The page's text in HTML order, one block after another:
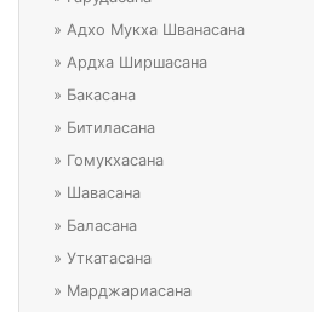
» Адхо Мукха Шванасана
» Ардха Ширшасана
» Бакасана
» Битиласана
» Гомукхасана
» Шавасана
» Баласана
» Уткатасана
» Марджариасана